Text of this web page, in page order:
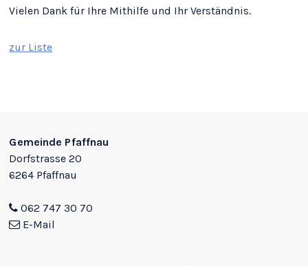
Vielen Dank für Ihre Mithilfe und Ihr Verständnis.
zur Liste
Gemeinde Pfaffnau
Dorfstrasse 20
6264 Pfaffnau
062 747 30 70
E-Mail